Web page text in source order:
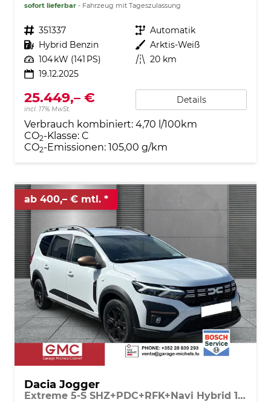
sofort lieferbar Fahrzeug mit Tageszulassung
Fahrzeugnr. 351337 Getriebe Automatik
Kraftstoff Hybrid Benzin Außenfarbe Arktis-Weiß
Leistung 104 kW (141 PS) Kilometerstand 20 km
19.12.2025
25.449,– €
incl. 17% MwSt.
Details
Verbrauch kombiniert: 4,70 l/100km
CO2-Klasse: C
CO2-Emissionen: 105,00 g/km
ab 400,– € mtl.
Dacia Jogger
Extreme 5-S SHZ+PDC+RFK+Navi Hybrid 140